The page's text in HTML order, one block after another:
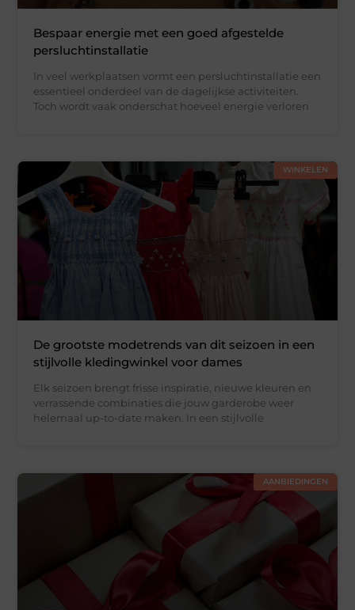
Bespaar energie met een goed afgestelde
persluchtinstallatie
In veel werkplaatsen vormt een persluchtinstallatie een
essentieel onderdeel van de dagelijkse activiteiten.
Toch wordt vaak onderschat hoeveel energie verloren
WINKELEN
De grootste modetrends van dit seizoen in een
stijlvolle kledingwinkel voor dames
Elk seizoen brengt frisse inspiratie, nieuwe kleuren en
verrassende combinaties die jouw garderobe weer
helemaal up-to-date maken. In een stijlvolle
AANBIEDINGEN